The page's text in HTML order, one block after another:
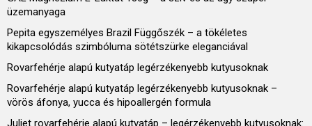
üzemanyaga
Pepita egyszemélyes Brazil Függőszék – a tökéletes
kikapcsolódás szimbóluma sötétszürke eleganciával
Rovarfehérje alapú kutyatáp legérzékenyebb kutyusoknak
Rovarfehérje alapú kutyatáp legérzékenyebb kutyusoknak –
vörös áfonya, yucca és hipoallergén formula
Juliet rovarfehérje alapú kutyatáp – legérzékenyebb kutyusoknak: